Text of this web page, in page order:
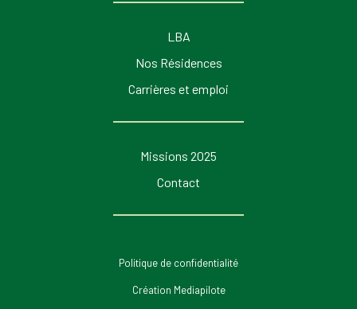
LBA
Nos Résidences
Carrières et emploi
Missions 2025
Contact
Politique de confidentialité
Création Mediapilote